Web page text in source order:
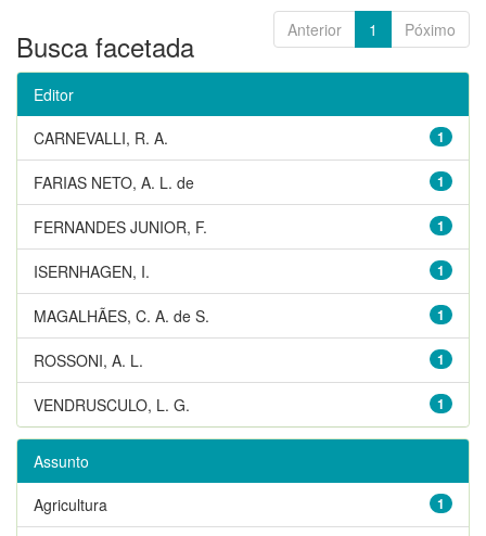
Anterior 1 Póximo
Busca facetada
Editor
1
CARNEVALLI, R. A.
1
FARIAS NETO, A. L. de
1
FERNANDES JUNIOR, F.
1
ISERNHAGEN, I.
1
MAGALHÃES, C. A. de S.
1
ROSSONI, A. L.
1
VENDRUSCULO, L. G.
Assunto
1
Agricultura